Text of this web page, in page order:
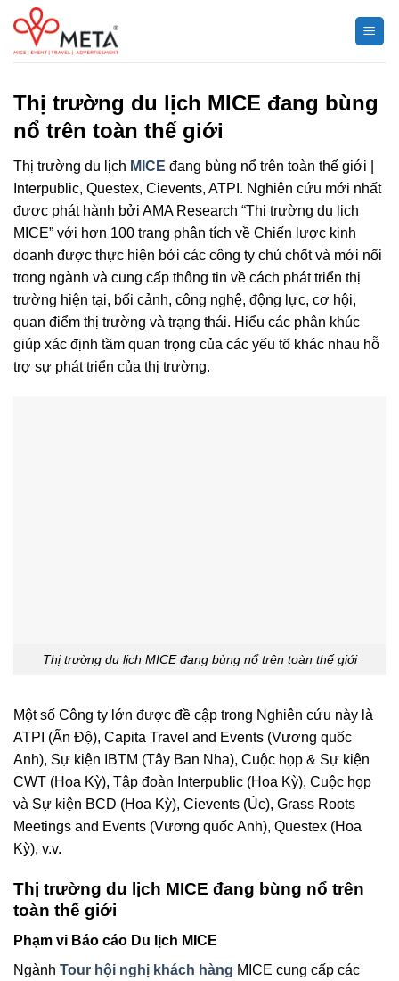
Chuyển
đến
nội
Thị trường du lịch MICE đang bùng
nổ trên toàn thế giới
Thị trường du lịch MICE đang bùng nổ trên toàn thế giới |
Interpublic, Questex, Cievents, ATPI. Nghiên cứu mới nhất
được phát hành bởi AMA Research “Thị trường du lịch
MICE” với hơn 100 trang phân tích về Chiến lược kinh
doanh được thực hiện bởi các công ty chủ chốt và mới nổi
trong ngành và cung cấp thông tin về cách phát triển thị
trường hiện tại, bối cảnh, công nghệ, động lực, cơ hội,
quan điểm thị trường và trạng thái. Hiểu các phân khúc
giúp xác định tầm quan trọng của các yếu tố khác nhau hỗ
trợ sự phát triển của thị trường.
Thị trường du lịch MICE đang bùng nổ trên toàn thế giới
Một số Công ty lớn được đề cập trong Nghiên cứu này là
ATPI (Ấn Độ), Capita Travel and Events (Vương quốc
Anh), Sự kiện IBTM (Tây Ban Nha), Cuộc họp & Sự kiện
CWT (Hoa Kỳ), Tập đoàn Interpublic (Hoa Kỳ), Cuộc họp
và Sự kiện BCD (Hoa Kỳ), Cievents (Úc), Grass Roots
Meetings and Events (Vương quốc Anh), Questex (Hoa
Kỳ), v.v.
Thị trường du lịch MICE đang bùng nổ trên
toàn thế giới
Phạm vi Báo cáo Du lịch MICE
Ngành Tour hội nghị khách hàng MICE cung cấp các